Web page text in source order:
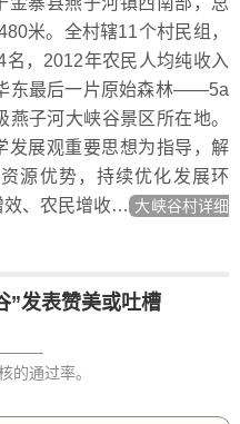
米。全村辖11个村民组，
，2012年农民人均纯收入
东最后一片原始森林——5a
子河大峡谷景区所在地。
发展观重要思想为指导，解
源优势，持续优化发展环
效、农民增收… 大峡谷村详细
”发表赞美或吐槽
的通过率。